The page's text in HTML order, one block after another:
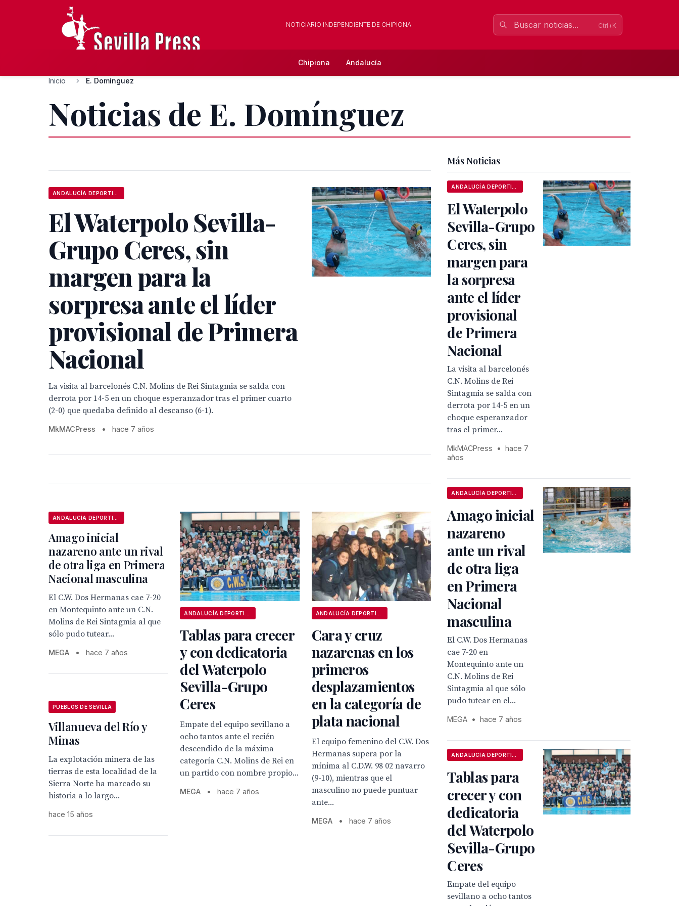
NOTICIARIO INDEPENDIENTE DE CHIPIONA Ctrl+K
Chipiona Andalucía
Inicio E. Domínguez
Noticias de E. Domínguez
El Waterpolo Sevilla-
Grupo Ceres, sin
margen para la
sorpresa ante el líder
provisional de Primera
Nacional
La visita al barcelonés C.N. Molins de Rei Sintagmia se salda con
derrota por 14-5 en un choque esperanzador tras el primer cuarto
(2-0) que quedaba definido al descanso (6-1).
MkMACPress • hace 7 años
Amago inicial
nazareno ante un rival
de otra liga en Primera
Nacional masculina
El C.W. Dos Hermanas cae 7-20
en Montequinto ante un C.N.
Molins de Rei Sintagmia al que
sólo pudo tutear...
MEGA • hace 7 años
Tablas para crecer
y con dedicatoria
del Waterpolo
Sevilla-Grupo
Ceres
Empate del equipo sevillano a
ocho tantos ante el recién
descendido de la máxima
categoría C.N. Molins de Rei en
un partido con nombre propio...
MEGA • hace 7 años
Cara y cruz
nazarenas en los
primeros
desplazamientos
en la categoría de
plata nacional
El equipo femenino del C.W. Dos
Hermanas supera por la
mínima al C.D.W. 98 02 navarro
(9-10), mientras que el
masculino no puede puntuar
ante...
MEGA • hace 7 años
PUEBLOS DE SEVILLA
Villanueva del Río y
Minas
La explotación minera de las
tierras de esta localidad de la
Sierra Norte ha marcado su
historia a lo largo...
hace 15 años
Más Noticias
El Waterpolo
Sevilla-Grupo
Ceres, sin
margen para
la sorpresa
ante el líder
provisional
de Primera
Nacional
La visita al barcelonés
C.N. Molins de Rei
Sintagmia se salda con
derrota por 14-5 en un
choque esperanzador
tras el primer...
MkMACPress •
hace 7
años
Amago inicial
nazareno
ante un rival
de otra liga
en Primera
Nacional
masculina
El C.W. Dos Hermanas
cae 7-20 en
Montequinto ante un
C.N. Molins de Rei
Sintagmia al que sólo
pudo tutear en el...
MEGA • hace 7 años
Tablas para
crecer y con
dedicatoria
del Waterpolo
Sevilla-Grupo
Ceres
Empate del equipo
sevillano a ocho tantos